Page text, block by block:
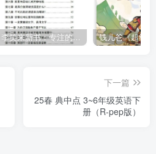
李笑来新书：专注的真相 [PDF]
下一篇
25春 典中点 3~6年级英语下
册（R-pep版）